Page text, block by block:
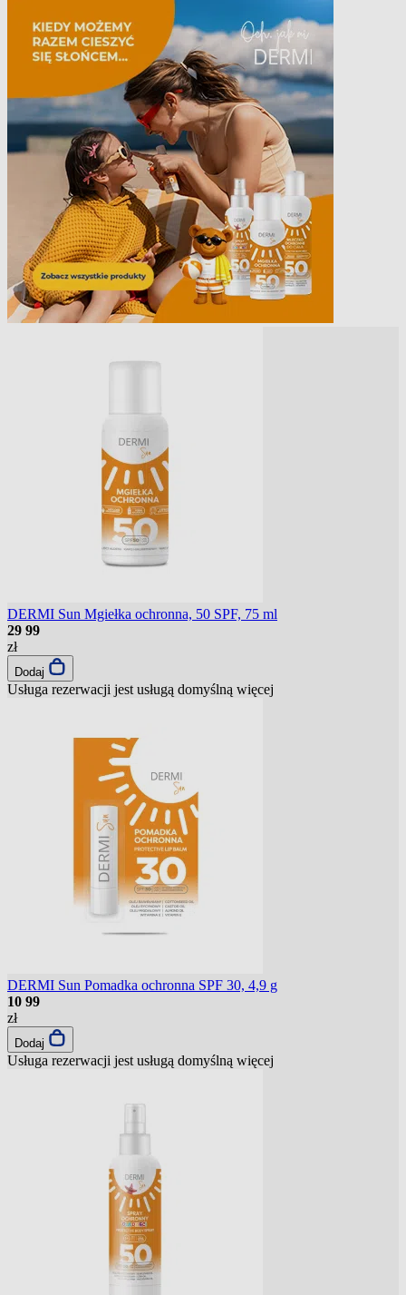
DERMI Sun Mgiełka ochronna, 50 SPF, 75 ml
29 99
zł
Dodaj
Usługa rezerwacji jest usługą domyślną więcej
DERMI Sun Pomadka ochronna SPF 30, 4,9 g
10 99
zł
Dodaj
Usługa rezerwacji jest usługą domyślną więcej